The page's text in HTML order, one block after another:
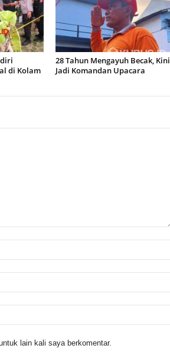
di Kolam
28 Tahun Mengayuh Becak, Kini
Jadi Komandan Upacara
lain kali saya berkomentar.